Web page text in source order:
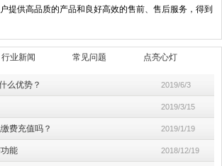
提供高品质的产品和良好高效的售前、售后服务，得到
行业新闻 常见问题 点亮心灯
么优势？ 2019/6/3
2019/3/15
费充值吗？ 2019/1/19
能 2018/12/19